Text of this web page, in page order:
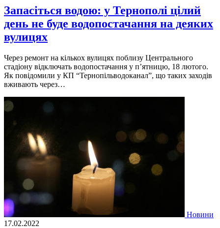
Запасіться водою: у Тернополі цілий
день не буде водопостачання на деяких
вулицях
Через ремонт на кількох вулицях поблизу Центрального
стадіону відключать водопостачання у п’ятницю, 18 лютого.
Як повідомили у КП “Тернопільводоканал”, що таких заходів
вживають через…
Новини
17.02.2022